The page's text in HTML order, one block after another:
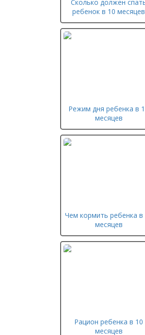
Сколько должен
ребенок в 10 месяцев
Режим дня ребенка в
месяцев
Чем кормить ребенка в
месяцев
Рацион ребенка в 10
месяцев